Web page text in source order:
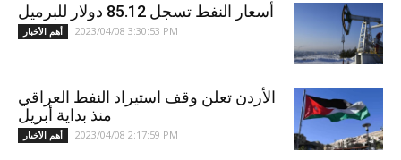
أسعار النفط تسجل 85.12 دولار للبرميل
أهم الأخبار 2023/04/08 3:30:53 PM
الأردن تعلن وقف استيراد النفط العراقي
منذ بداية أبريل
أهم الأخبار 2023/04/08 2:17:59 PM